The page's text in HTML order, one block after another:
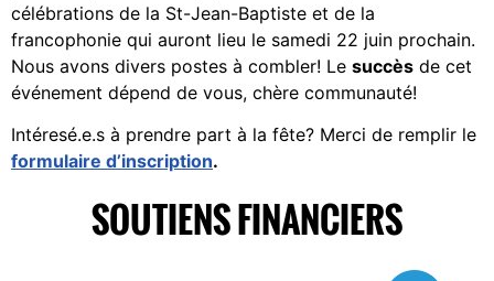
célébrations de la St-Jean-Baptiste et de la
francophonie qui auront lieu le samedi 22 juin prochain.
Nous avons divers postes à combler! Le succès de cet
événement dépend de vous, chère communauté!
Intéresé.e.s à prendre part à la fête? Merci de remplir le
formulaire d’inscription.
SOUTIENS FINANCIERS